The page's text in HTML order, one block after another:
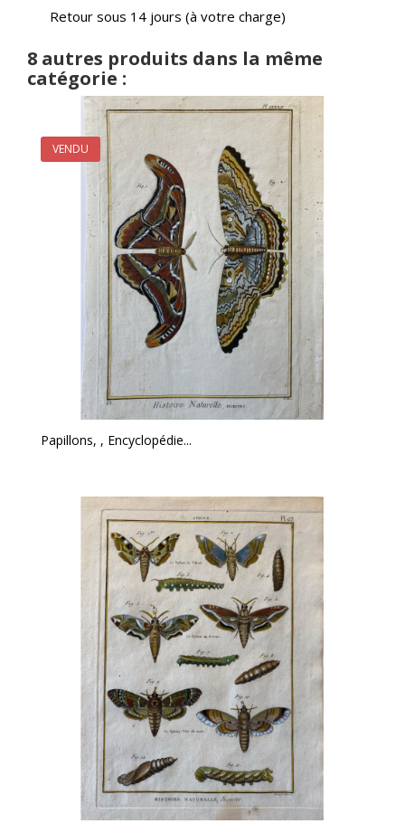
Retour sous 14 jours (à votre charge)
8 autres produits dans la même
catégorie :
Papillons, , Encyclopédie...
VENDU